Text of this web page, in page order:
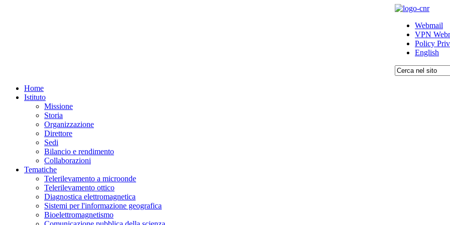
Webmail
VPN
Policy
English
Home
Istituto
Missione
Storia
Organizzazione
Direttore
Sedi
Bilancio e rendimento
Collaborazioni
Tematiche
Telerilevamento a microonde
Telerilevamento ottico
Diagnostica elettromagnetica
Sistemi per l'informazione geografica
Bioelettromagnetismo